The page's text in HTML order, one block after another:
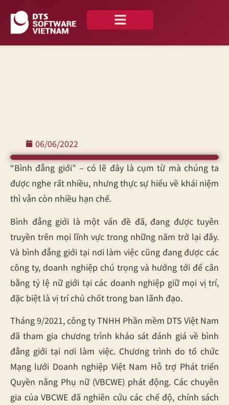
06/06/2022
“Bình đẳng giới” – có lẽ đây là cụm từ mà chúng ta
được nghe rất nhiều, nhưng thực sự hiểu về khái niệm
thì vẫn còn nhiều hạn chế.
Bình đẳng giới là một vấn đề đã, đang được tuyên
truyền trên mọi lĩnh vực trong những năm trở lại đây.
Và bình đẳng giới tại nơi làm việc cũng đang được các
công ty, doanh nghiệp chú trọng và hướng tới để cân
bằng tỷ lệ nữ giới tại các doanh nghiệp giữ mọi vị trí,
đặc biệt là vị trí chủ chốt trong ban lãnh đạo.
Tháng 9/2021, công ty TNHH Phần mềm DTS Việt Nam
đã tham gia chương trình khảo sát đánh giá về bình
đẳng giới tại nơi làm việc. Chương trình do tổ chức
Mạng lưới Doanh nghiệp Việt Nam Hỗ trợ Phát triển
Quyền nằng Phụ nữ (VBCWE) phát động. Các chuyên
gia của VBCWE đã nghiên cứu các chế độ, chính sách